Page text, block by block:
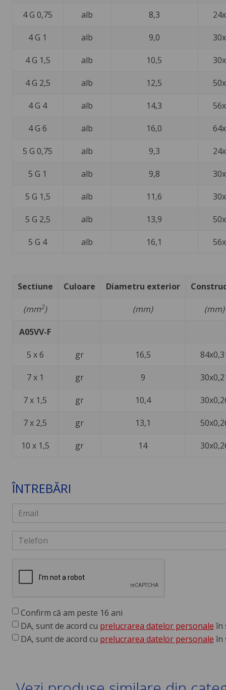
4 G 0,75 alb 8,3
4 G 1 alb 9,0
4 G 1,5 alb 10,5
4 G 2,5 alb 12,5
4 G 4 alb 14,3
4 G 6 alb 16,0
5 G 0,75 alb 9,3
5 G 1 alb 9,8
5 G 1,5 alb 11,6
5 G 2,5 alb 13,9
5 G 4 alb 16,1
Sectiune Culoare Diametru exterior
(mm2) (mm) (mm)
A05VV-F
5 x 6 gr 16,5
7 x 1 gr 9
7 x 1,5 gr 10,4
7 x 2,5 gr 13,1
10 x 1,5 gr 14
ÎNTREBĂRI
Confirm că am peste 16 ani
DA, sunt de acord cu prelucrarea datelor personale în
DA, sunt de acord cu prelucrarea datelor personale în